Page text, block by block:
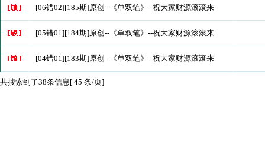
[06错02][185期]原创--《单双笔》--祝大家财源滚滚来
[05错01][184期]原创--《单双笔》--祝大家财源滚滚来
[04错01][183期]原创--《单双笔》--祝大家财源滚滚来
共搜索到了38条信息[ 45 条/页]